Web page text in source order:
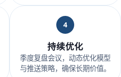
4
持续优化
季度复盘会议，动态优化模型
与推送策略，确保长期价值。